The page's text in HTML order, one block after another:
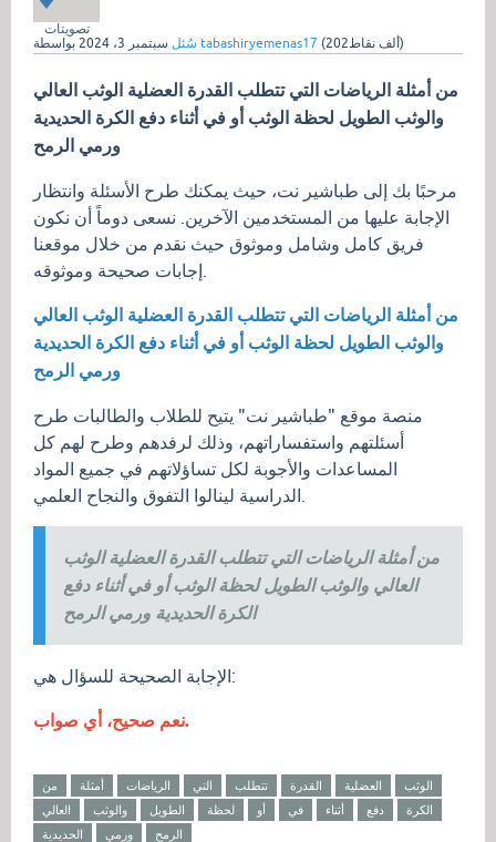
تصويتات
سُئل سبتمبر 3، 2024 tabashiryemenas17 ( 202ألف نقاط)
من أمثلة الرياضات التي تتطلب القدرة العضلية الوثب العالي
والوثب الطويل لحظة الوثب أو في أثناء دفع الكرة الحديدية
ورمي الرمح
مرحبًا بك إلى طباشير نت، حيث يمكنك طرح الأسئلة وانتظار
الإجابة عليها من المستخدمين الآخرين. نسعى دوماً أن نكون
فريق كامل وشامل وموثوق حيث نقدم من خلال موقعنا
من أمثلة الرياضات التي تتطلب القدرة العضلية الوثب العالي
والوثب الطويل لحظة الوثب أو في أثناء دفع الكرة الحديدية
ورمي الرمح
منصة موقع "طباشير نت" يتيح للطلاب والطالبات طرح
أسئلتهم واستفساراتهم، وذلك لرفدهم وطرح لهم كل
المساعدات والأجوبة لكل تساؤلاتهم في جميع المواد
من أمثلة الرياضات التي تتطلب القدرة العضلية الوثب
العالي والوثب الطويل لحظة الوثب أو في أثناء دفع
الكرة الحديدية ورمي الرمح
الإجابة الصحيحة للسؤال هي:
نعم صحيح، أي صواب.
من أمثلة الرياضات التي تتطلب القدرة العضلية
الوثب
العالي
والوثب الطويل لحظة أو في أثناء دفع
الكرة
الحديدية
ورمي الرمح